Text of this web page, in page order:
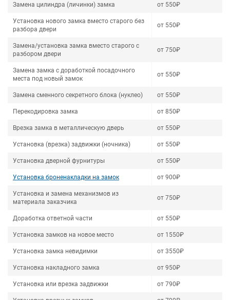
Замена цилиндра (личинки) замка от 550₽
Установка нового замка вместо старого без
разбора двери
от 550₽
Замена/установка замка вместо старого с
разбором двери
от 750₽
Замена замка с доработкой посадочного
места под новый замок
от 550₽
Замена сменного секретного блока (нуклео) от 550₽
Перекодировка замка от 850₽
Врезка замка в металлическую дверь от 550₽
Установка (врезка) задвижки (ночника) от 550₽
Установка дверной фурнитуры от 550₽
Установка броненакладки на замок от 900₽
Установка и замена механизмов из
материала заказчика
от 750₽
Доработка ответной части от 550₽
Установка замков на новое место от 1550₽
Установка замка невидимки от 3550₽
Установка накладного замка от 950₽
Установка или врезка задвижки от 790₽